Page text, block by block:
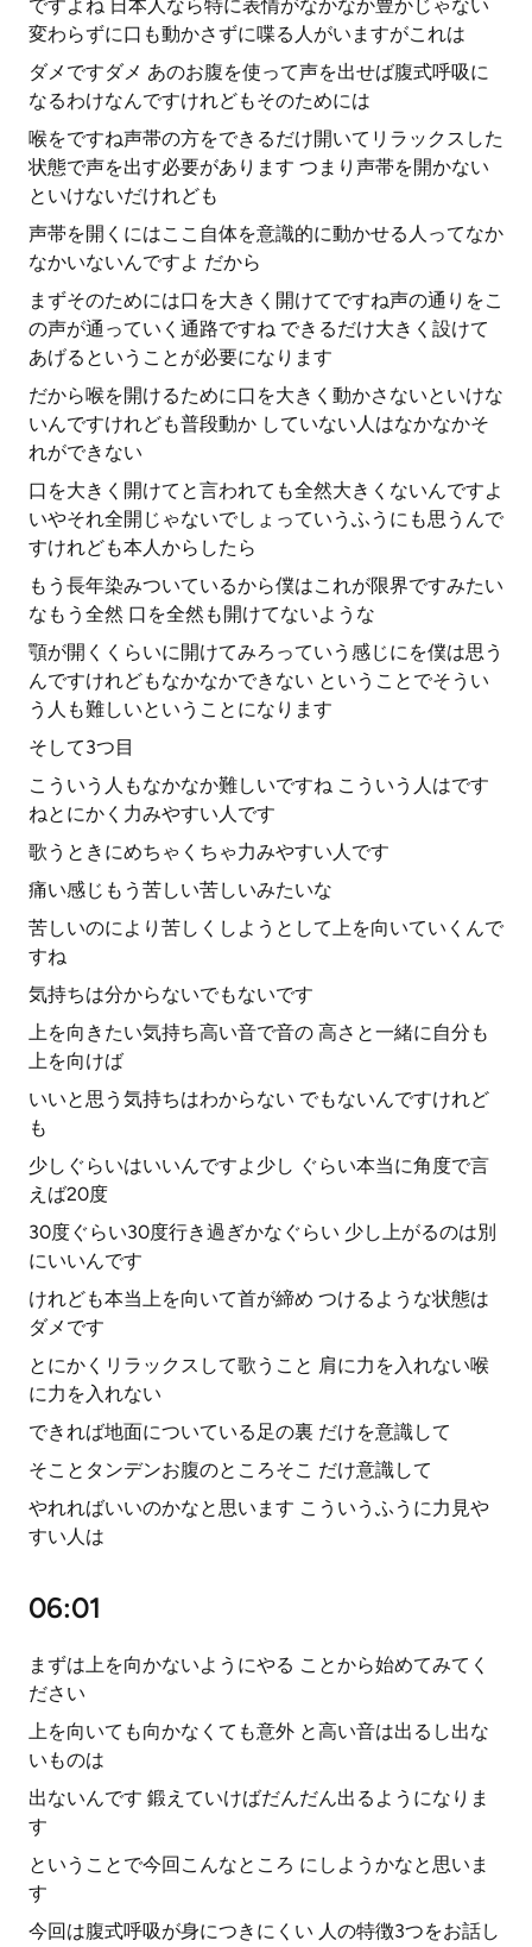
ですよね 日本人なら特に表情がなかなか豊かじゃない
変わらずに口も動かさずに喋る人がいますがこれは
ダメですダメ あのお腹を使って声を出せば腹式呼吸に
なるわけなんですけれどもそのためには
喉をですね声帯の方をできるだけ開いてリラックスした
状態で声を出す必要があります つまり声帯を開かない
といけないだけれども
声帯を開くにはここ自体を意識的に動かせる人ってなか
なかいないんですよ だから
まずそのためには口を大きく開けてですね声の通りをこ
の声が通っていく通路ですね できるだけ大きく設けて
あげるということが必要になります
だから喉を開けるために口を大きく動かさないといけな
いんですけれども普段動か していない人はなかなかそ
れができない
口を大きく開けてと言われても全然大きくないんですよ
いやそれ全開じゃないでしょっていうふうにも思うんで
すけれども本人からしたら
もう長年染みついているから僕はこれが限界ですみたい
なもう全然 口を全然も開けてないような
顎が開くくらいに開けてみろっていう感じにを僕は思う
んですけれどもなかなかできない ということでそうい
う人も難しいということになります
そして3つ目
こういう人もなかなか難しいですね こういう人はです
ねとにかく力みやすい人です
歌うときにめちゃくちゃ力みやすい人です
痛い感じもう苦しい苦しいみたいな
苦しいのにより苦しくしようとして上を向いていくんで
すね
気持ちは分からないでもないです
上を向きたい気持ち高い音で音の 高さと一緒に自分も
上を向けば
いいと思う気持ちはわからない でもないんですけれど
も
少しぐらいはいいんですよ少し ぐらい本当に角度で言
えば20度
30度ぐらい30度行き過ぎかなぐらい 少し上がるのは別
にいいんです
けれども本当上を向いて首が締め つけるような状態は
ダメです
とにかくリラックスして歌うこと 肩に力を入れない喉
に力を入れない
できれば地面についている足の裏 だけを意識して
そことタンデンお腹のところそこ だけ意識して
やれればいいのかなと思います こういうふうに力見や
すい人は
06:01
まずは上を向かないようにやる ことから始めてみてく
ださい
上を向いても向かなくても意外 と高い音は出るし出な
いものは
出ないんです 鍛えていけばだんだん出るようになりま
す
ということで今回こんなところ にしようかなと思いま
す
今回は腹式呼吸が身につきにくい 人の特徴3つをお話し